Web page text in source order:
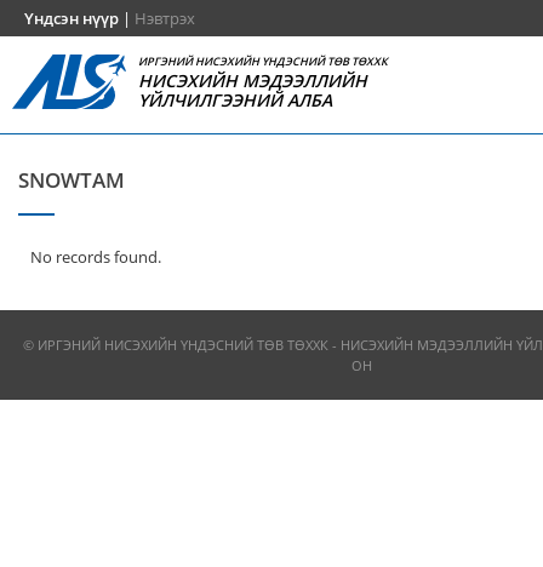
Үндсэн нүүр | Нэвтрэх
ИРГЭНИЙ НИСЭХИЙН ҮНДЭСНИЙ ТӨВ ТӨХХК
НИСЭХИЙН МЭДЭЭЛЛИЙН
ҮЙЛЧИЛГЭЭНИЙ АЛБА
SNOWTAM
No records found.
© ИРГЭНИЙ НИСЭХИЙН ҮНДЭСНИЙ ТӨВ ТӨХХК - НИСЭХИЙН МЭДЭЭЛЛИЙН
ОН